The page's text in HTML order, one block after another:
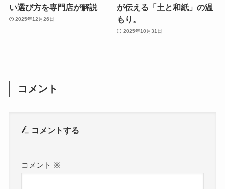
い選び方を専門店が解説
2025年12月26日
が伝える「土と和紙」の温
もり。
2025年10月31日
コメント
コメントする
コメント ※